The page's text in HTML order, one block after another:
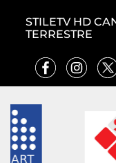
STILETV HD
TERRESTRE